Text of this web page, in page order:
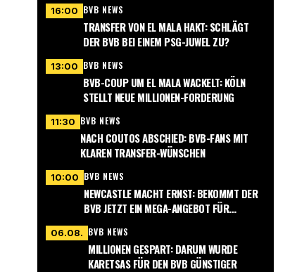
16:00 BVB NEWS
TRANSFER VON EL MALA HAKT: SCHLÄGT
DER BVB BEI EINEM PSG-JUWEL ZU?
13:00 BVB NEWS
BVB-COUP UM EL MALA WACKELT: KÖLN
STELLT NEUE MILLIONEN-FORDERUNG
11:30 BVB NEWS
NACH COUTOS ABSCHIED: BVB-FANS MIT
KLAREN TRANSFER-WÜNSCHEN
10:00 BVB NEWS
NEWCASTLE MACHT ERNST: BEKOMMT DER
BVB JETZT EIN MEGA-ANGEBOT FÜR
NMECHA?
06.08. BVB NEWS
MILLIONEN GESPART: DARUM WURDE
KARETSAS FÜR DEN BVB GÜNSTIGER